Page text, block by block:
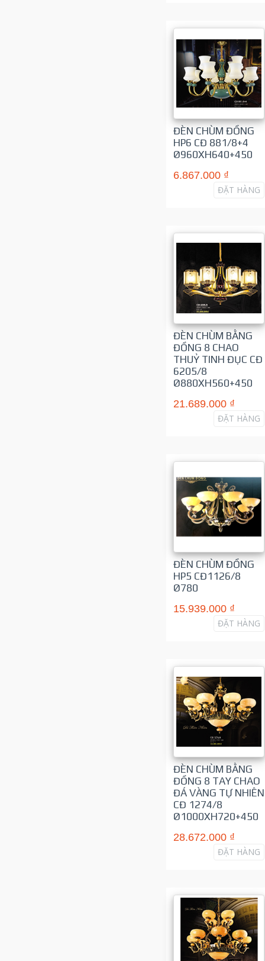
ĐÈN CHÙM ĐỒNG
HP6 CĐ 881/8+4
Ø960XH640+450
6.867.000 ₫
ĐẶT HÀNG
ĐÈN CHÙM BẰNG
ĐỒNG 8 CHAO
THUỶ TINH ĐỤC CĐ
6205/8
Ø880XH560+450
21.689.000 ₫
ĐẶT HÀNG
ĐÈN CHÙM ĐỒNG
HP5 CĐ1126/8
Ø780
15.939.000 ₫
ĐẶT HÀNG
ĐÈN CHÙM BẰNG
ĐỒNG 8 TAY CHAO
ĐÁ VÀNG TỰ NHIÊN
CĐ 1274/8
Ø1000XH720+450
28.672.000 ₫
ĐẶT HÀNG